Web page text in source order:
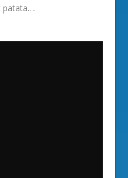
patata….